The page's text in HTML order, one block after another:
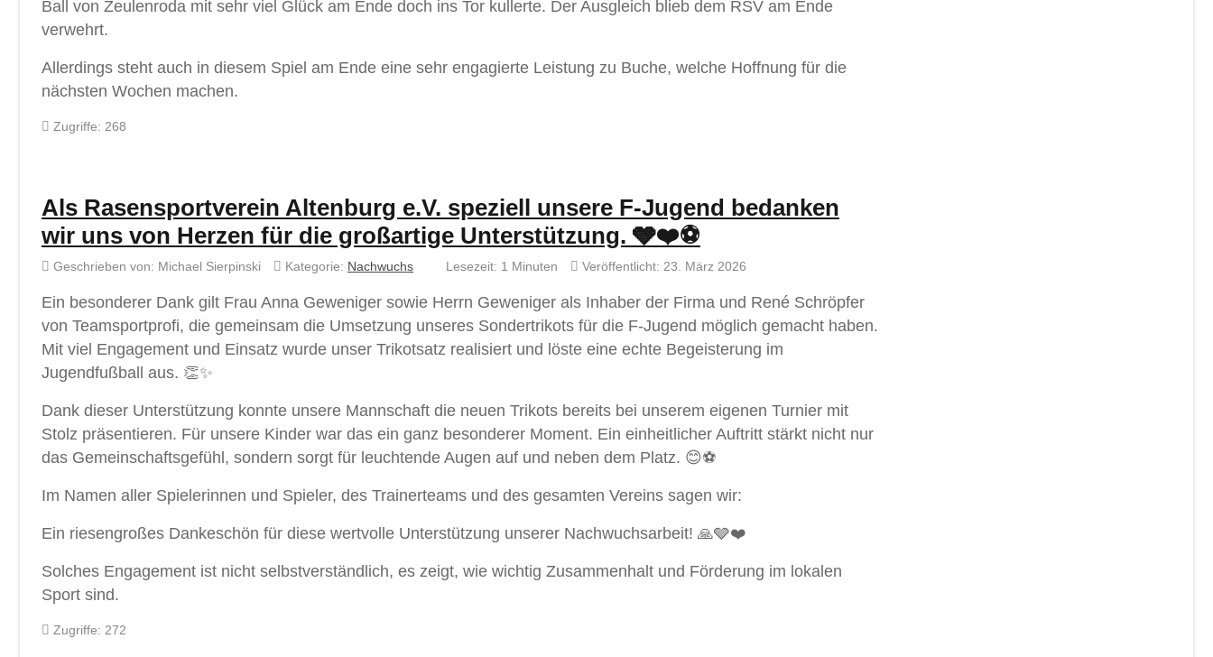
Ball von Zeulenroda mit sehr viel Glück am Ende doch ins Tor kullerte. Der Ausgleich blieb dem RSV am Ende
verwehrt.
Allerdings steht auch in diesem Spiel am Ende eine sehr engagierte Leistung zu Buche, welche Hoffnung für die
nächsten Wochen machen.
Zugriffe: 268
Als Rasensportverein Altenburg e.V. speziell unsere F-Jugend bedanken
wir uns von Herzen für die großartige Unterstützung. 🩶❤️⚽
Geschrieben von: Michael Sierpinski Kategorie: Nachwuchs Lesezeit: 1 Minuten Veröffentlicht: 23. März 2026
Ein besonderer Dank gilt Frau Anna Geweniger sowie Herrn Geweniger als Inhaber der Firma und René Schröpfer
von Teamsportprofi, die gemeinsam die Umsetzung unseres Sondertrikots für die F-Jugend möglich gemacht haben.
Mit viel Engagement und Einsatz wurde unser Trikotsatz realisiert und löste eine echte Begeisterung im
Jugendfußball aus. 👏✨
Dank dieser Unterstützung konnte unsere Mannschaft die neuen Trikots bereits bei unserem eigenen Turnier mit
Stolz präsentieren. Für unsere Kinder war das ein ganz besonderer Moment. Ein einheitlicher Auftritt stärkt nicht nur
das Gemeinschaftsgefühl, sondern sorgt für leuchtende Augen auf und neben dem Platz. 😊⚽
Im Namen aller Spielerinnen und Spieler, des Trainerteams und des gesamten Vereins sagen wir:
Ein riesengroßes Dankeschön für diese wertvolle Unterstützung unserer Nachwuchsarbeit! 🙏🩶❤️
Solches Engagement ist nicht selbstverständlich, es zeigt, wie wichtig Zusammenhalt und Förderung im lokalen
Sport sind.
Zugriffe: 272